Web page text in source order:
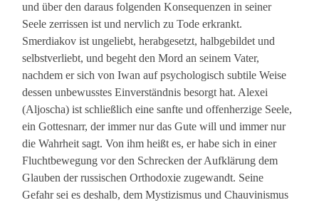
und über den daraus folgenden Konsequenzen in seiner
Seele zerrissen ist und nervlich zu Tode erkrankt.
Smerdiakov ist ungeliebt, herabgesetzt, halbgebildet und
selbstverliebt, und begeht den Mord an seinem Vater,
nachdem er sich von Iwan auf psychologisch subtile Weise
dessen unbewusstes Einverständnis besorgt hat. Alexei
(Aljoscha) ist schließlich eine sanfte und offenherzige Seele,
ein Gottesnarr, der immer nur das Gute will und immer nur
die Wahrheit sagt. Von ihm heißt es, er habe sich in einer
Fluchtbewegung vor den Schrecken der Aufklärung dem
Glauben der russischen Orthodoxie zugewandt. Seine
Gefahr sei es deshalb, dem Mystizismus und Chauvinismus